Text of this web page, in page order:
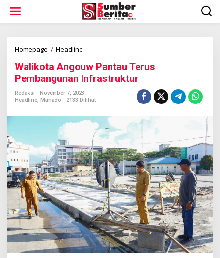
w
Homepage / Headline
l
i
k
o
t
A
o
u
w
P
a
n
t
a
u
T
e
r
u
Walikota Angouw Pantau Terus
Pembangunan Infrastruktur
Redaksi
November 7, 2023
Headline, Manado 2133 Dilihat